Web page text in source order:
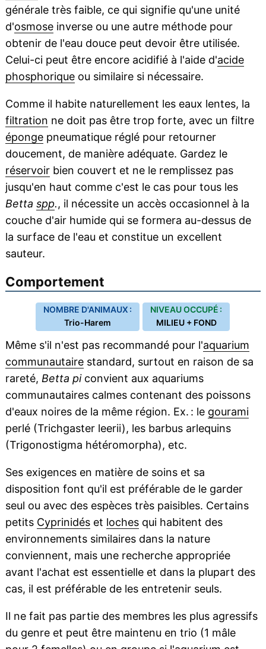
générale très faible, ce qui signifie qu'une unité
d'osmoseinverse ou une autre méthode pour
obtenir de l'eau douce peut devoir être utilisée.
Celui-ci peut être encore acidifié à l'aide d'acide
phosphoriqueou similaire si nécessaire.
Comme il habite naturellement les eaux lentes, la
filtration ne doit pas être trop forte, avec un filtre
épongepneumatique réglé pour retourner
doucement, de manière adéquate. Gardez le
réservoirbien couvert et ne le remplissez pas
jusqu'en haut comme c'est le cas pour tous les
Betta spp., il nécessite un accès occasionnel à la
couche d'air humide qui se formera au-dessus de
la surface de l'eau et constitue un excellent
sauteur.
Comportement
NOMBRE D'ANIMAUX :
Trio-Harem
NIVEAU OCCUPÉ :
MILIEU + FOND
Même s'il n'est pas recommandé pour l'aquarium
communautairestandard, surtout en raison de sa
rareté, Betta piconvient aux aquariums
communautaires calmes contenant des poissons
d'eaux noires de la même région. Ex. : le gourami
perlé (Trichgaster leerii), les barbus arlequins
(Trigonostigma hétéromorpha), etc.
Ses exigences en matière de soins et sa
disposition font qu'il est préférable de le garder
seul ou avec des espèces très paisibles. Certains
petits Cyprinidéset lochesqui habitent des
environnements similaires dans la nature
conviennent, mais une recherche appropriée
avant l'achat est essentielle et dans la plupart des
cas, il est préférable de les entretenir seuls.
Il ne fait pas partie des membres les plus agressifs
du genre et peut être maintenu en trio (1 mâle